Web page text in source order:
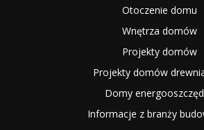
Otoczenie domu
Wnętrza domów
Projekty domów
Projekty domów
Domy
Informacje z branży